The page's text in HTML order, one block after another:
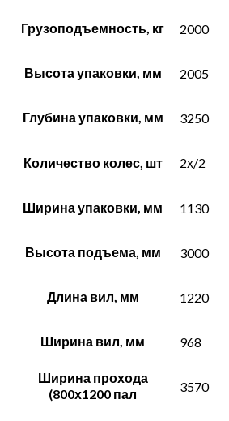
Грузоподъемность, кг 2000
Высота упаковки, мм 2005
Глубина упаковки, мм 3250
Количество колес, шт 2х/2
Ширина упаковки, мм 1130
Высота подъема, мм 3000
Длина вил, мм 1220
Ширина вил, мм 968
Ширина прохода
(800х1200 пал
3570